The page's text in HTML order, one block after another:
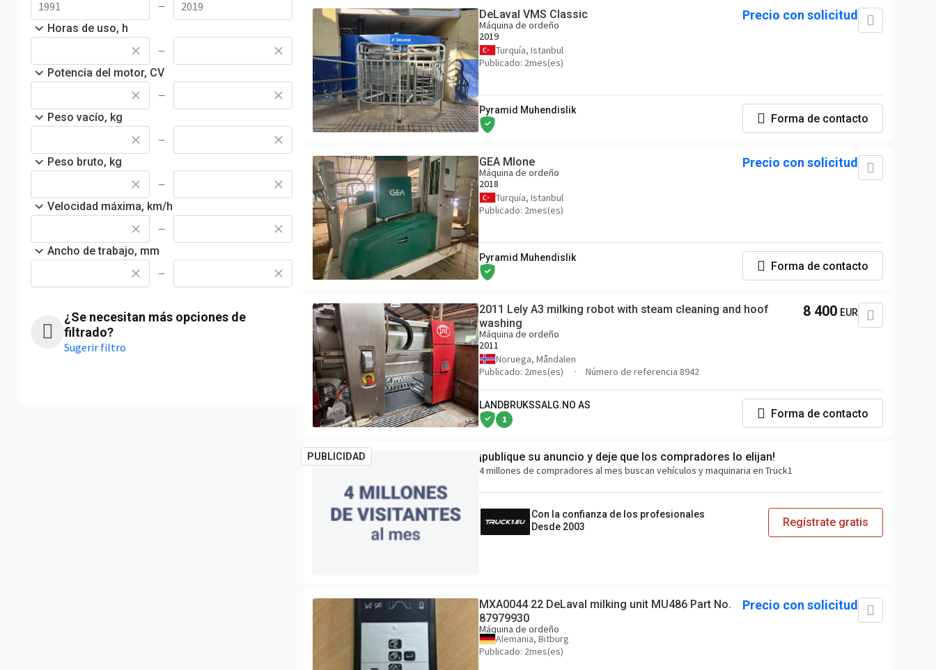
—
Horas de uso, h
—
Potencia del motor, CV
—
Peso vacío, kg
—
Peso bruto, kg
—
Velocidad máxima, km/h
—
Ancho de trabajo, mm
—
¿Se necesitan más opciones de
filtrado?
Sugerir filtro
DeLaval VMS Classic
Máquina de ordeño
2019
Turquía, Istanbul
Publicado: 2mes(es)
Precio con solicitud
Pyramid Muhendislik
Forma de contacto
GEA MIone
Máquina de ordeño
2018
Turquía, Istanbul
Publicado: 2mes(es)
Precio con solicitud
Pyramid Muhendislik
Forma de contacto
2011 Lely A3 milking robot with steam cleaning and hoof
washing
Máquina de ordeño
2011
Noruega, Måndalen
Publicado: 2mes(es)
Número de referencia 8942
8 400 EUR
LANDBRUKSSALG.NO AS
1 Forma de contacto
PUBLICIDAD ¡publique su anuncio y deje que los compradores lo elijan!
4 millones de compradores al mes buscan vehículos y maquinaria en Truck1
Con la confianza de los profesionales
Desde 2003
Regístrate gratis
MXA0044 22 DeLaval milking unit MU486 Part No.
87979930
Máquina de ordeño
Alemania, Bitburg
Publicado: 2mes(es)
Precio con solicitud